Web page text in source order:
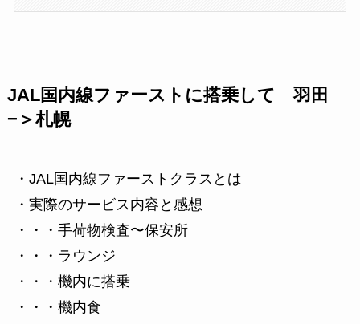
JAL国内線ファーストに搭乗して 羽田
−＞札幌
・JAL国内線ファーストクラスとは
・実際のサービス内容と感想
・・・手荷物検査〜保安所
・・・ラウンジ
・・・機内に搭乗
・・・機内食